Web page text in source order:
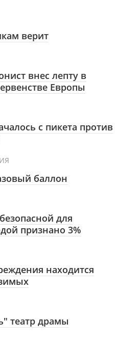
верит
внес лепту в
Европы
с пикета против
баллон
для
признано 3%
находится
театр драмы